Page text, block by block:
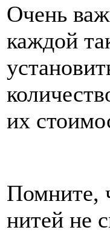
Очень
каждой
их
Помните,
нитей не